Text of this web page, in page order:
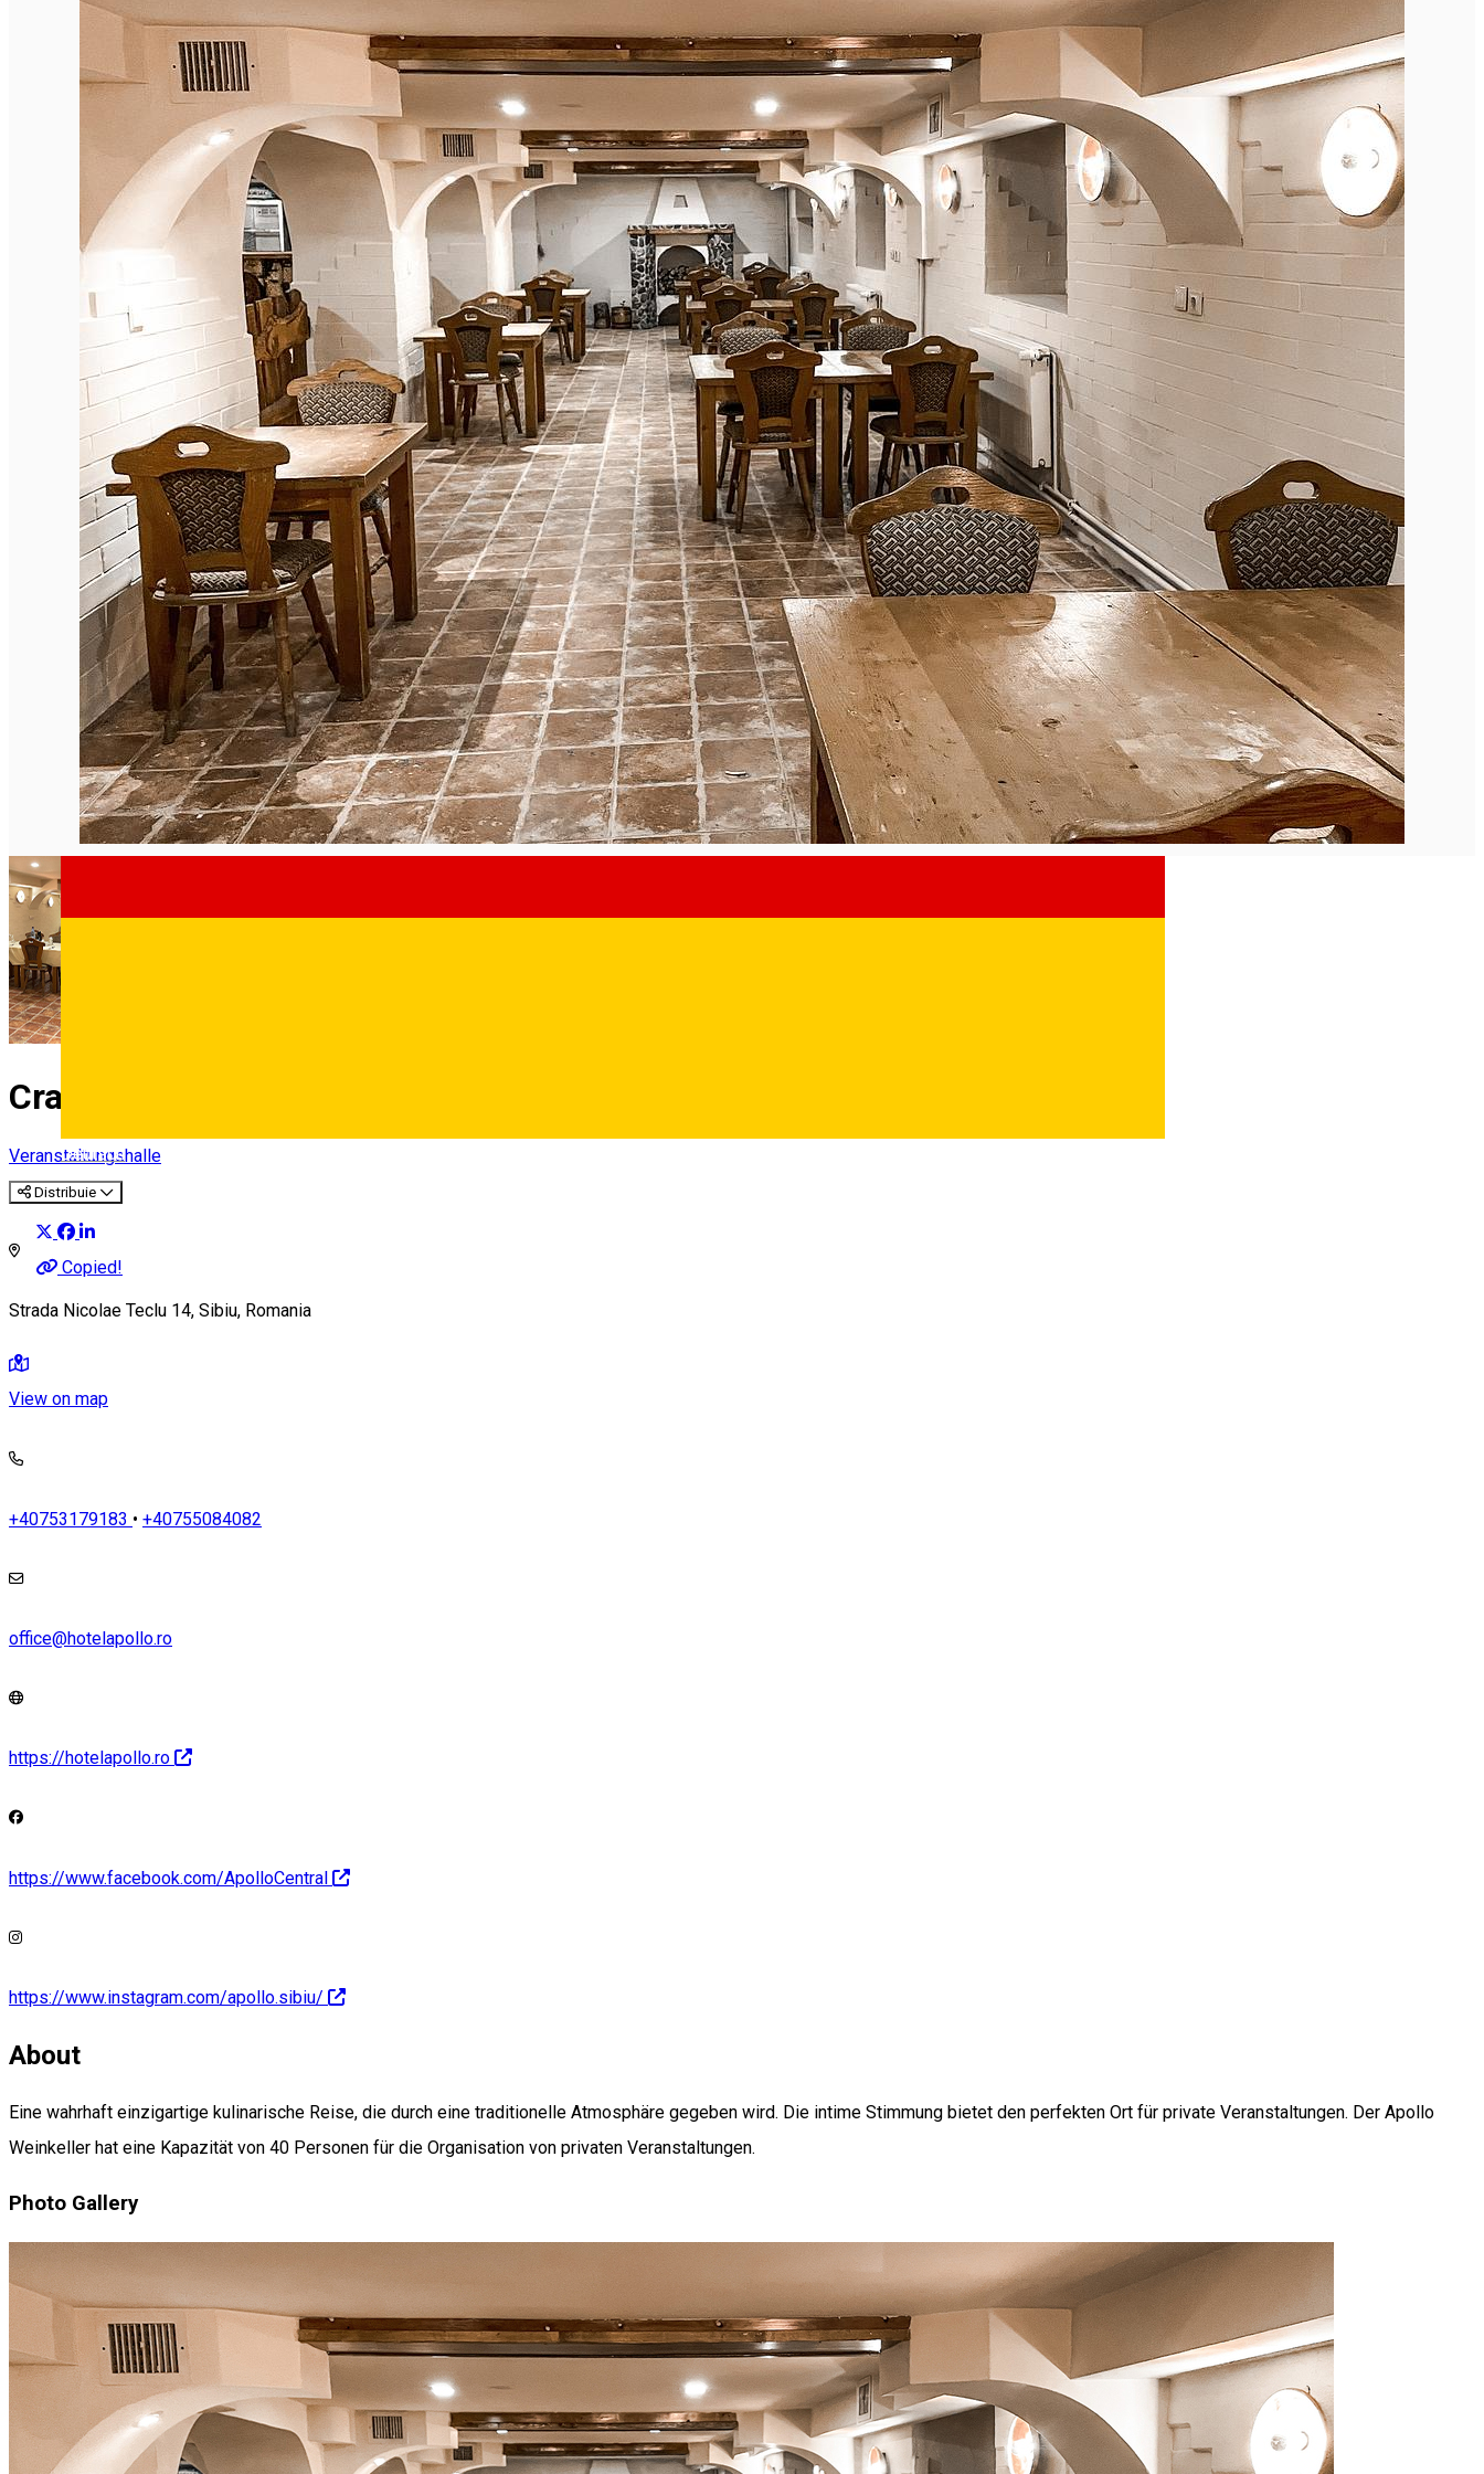
English
Deutsch
Crama Apollo
Veranstaltungshalle
Distribuie
Copied!
Strada Nicolae Teclu 14, Sibiu, Romania
View on map
+40753179183 • +40755084082
office@hotelapollo.ro
https://hotelapollo.ro
https://www.facebook.com/ApolloCentral
https://www.instagram.com/apollo.sibiu/
About
Eine wahrhaft einzigartige kulinarische Reise, die durch eine traditionelle Atmosphäre gegeben wird. Die intime Stimmung bietet den perfekten Ort für private Veranstaltungen. Der Apollo
Weinkeller hat eine Kapazität von 40 Personen für die Organisation von privaten Veranstaltungen.
Photo Gallery